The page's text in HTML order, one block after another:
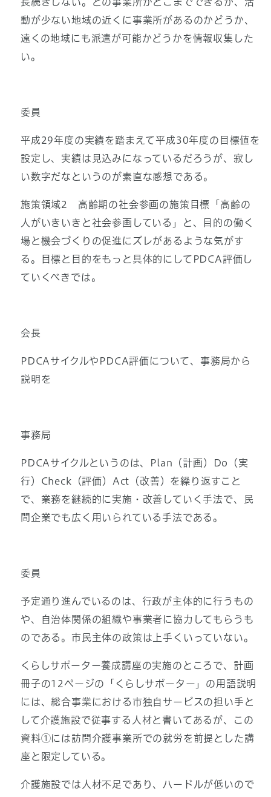
動が少ない地域の近くに事業所があるのかどうか、
遠くの地域にも派遣が可能かどうかを情報収集した
い。
委員
平成29年度の実績を踏まえて平成30年度の目標値を
設定し、実績は見込みになっているだろうが、寂し
い数字だなというのが素直な感想である。
施策領域2 高齢期の社会参画の施策目標「高齢の
人がいきいきと社会参画している」と、目的の働く
場と機会づくりの促進にズレがあるような気がす
る。目標と目的をもっと具体的にしてPDCA評価し
ていくべきでは。
会長
PDCAサイクルやPDCA評価について、事務局から
説明を
事務局
PDCAサイクルというのは、Plan（計画）Do（実
行）Check（評価）Act（改善）を繰り返すこと
で、業務を継続的に実施・改善していく手法で、民
間企業でも広く用いられている手法である。
委員
予定通り進んでいるのは、行政が主体的に行うもの
や、自治体関係の組織や事業者に協力してもらうも
のである。市民主体の政策は上手くいっていない。
くらしサポーター養成講座の実施のところで、計画
冊子の12ページの「くらしサポーター」の用語説明
には、総合事業における市独自サービスの担い手と
して介護施設で従事する人材と書いてあるが、この
資料①には訪問介護事業所での就労を前提とした講
座と限定している。
介護施設では人材不足であり、ハードルが低いので